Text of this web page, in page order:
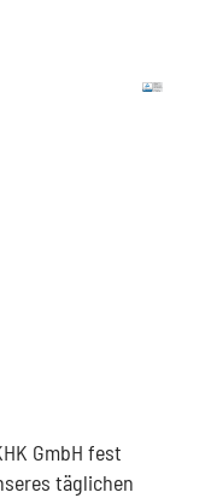
GmbH fest
täglichen